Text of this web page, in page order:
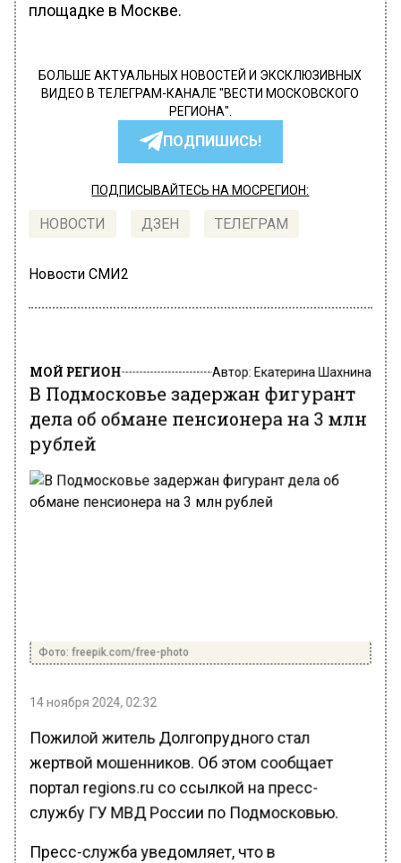
площадке в Москве.
БОЛЬШЕ АКТУАЛЬНЫХ НОВОСТЕЙ И ЭКСКЛЮЗИВНЫХ
ВИДЕО В ТЕЛЕГРАМ-КАНАЛЕ "ВЕСТИ МОСКОВСКОГО
РЕГИОНА".
ПОДПИШИСЬ!
ПОДПИСЫВАЙТЕСЬ НА МОСРЕГИОН:
НОВОСТИ ДЗЕН ТЕЛЕГРАМ
Новости СМИ2
МОЙ РЕГИОН Автор: Екатерина Шахнина
В Подмосковье задержан фигурант
дела об обмане пенсионера на 3 млн
рублей
Фото: freepik.com/free-photo
14 ноября 2024, 02:32
Пожилой житель Долгопрудного стал
жертвой мошенников. Об этом сообщает
портал regions.ru со ссылкой на пресс-
службу ГУ МВД России по Подмосковью.
Пресс-служба уведомляет, что в